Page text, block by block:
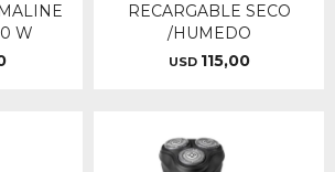
W
RECARGABLE SECO
/HUMEDO
USD 115,00